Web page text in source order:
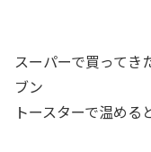
スーパーで買ってき
ブン
トースターで温める